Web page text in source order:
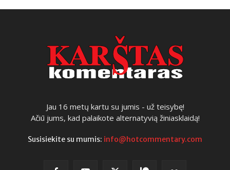
Jau 16 metų kartu su jumis - už teisybę!
Ačiū jums, kad palaikote alternatyvią žiniasklaidą!
Susisiekite su mumis: info@hotcommentary.com